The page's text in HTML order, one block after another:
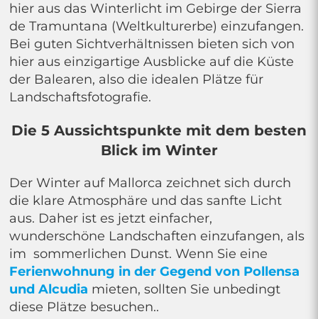
hier aus das Winterlicht im Gebirge der Sierra
de Tramuntana (Weltkulturerbe) einzufangen.
Bei guten Sichtverhältnissen bieten sich von
hier aus einzigartige Ausblicke auf die Küste
der Balearen, also die idealen Plätze für
Landschaftsfotografie.
Die 5 Aussichtspunkte mit dem besten
Blick im Winter
Der Winter auf Mallorca zeichnet sich durch
die klare Atmosphäre und das sanfte Licht
aus. Daher ist es jetzt einfacher,
wunderschöne Landschaften einzufangen, als
im sommerlichen Dunst. Wenn Sie eine
Ferienwohnung in der Gegend von Pollensa
und Alcudia mieten, sollten Sie unbedingt
diese Plätze besuchen..